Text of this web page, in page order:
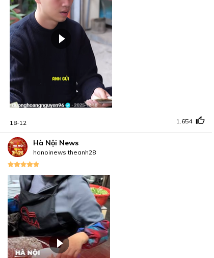
18-12 1.654
Hà Nội News
hanoinews.theanh28